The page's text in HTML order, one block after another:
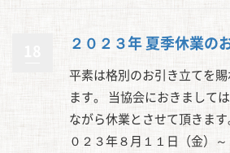
２０２３年 夏季休業の
平素は格別のお引き立てを
ます。 当協会におきまして
ながら休業とさせて頂きま
０２３年８月１１日（金）